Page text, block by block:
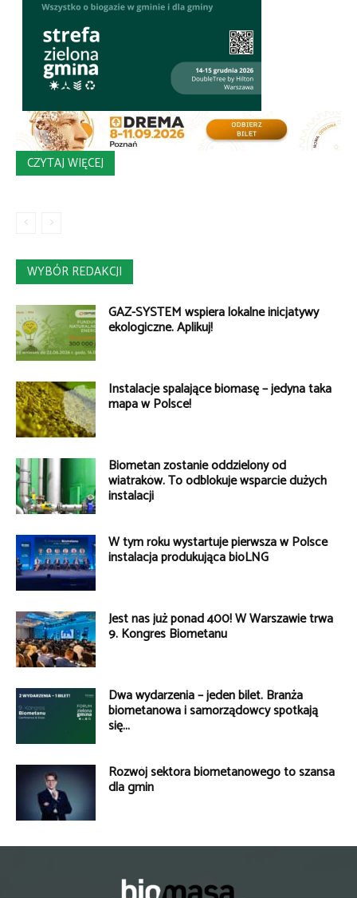
CZYTAJ WIĘCEJ
WYBÓR REDAKCJI
GAZ-SYSTEM wspiera lokalne inicjatywy
ekologiczne. Aplikuj!
Instalacje spalające biomasę – jedyna taka
mapa w Polsce!
Biometan zostanie oddzielony od
wiatraków. To odblokuje wsparcie dużych
instalacji
W tym roku wystartuje pierwsza w Polsce
instalacja produkująca bioLNG
Jest nas już ponad 400! W Warszawie trwa
9. Kongres Biometanu
Dwa wydarzenia – jeden bilet. Branża
biometanowa i samorządowcy spotkają
się...
Rozwój sektora biometanowego to szansa
dla gmin